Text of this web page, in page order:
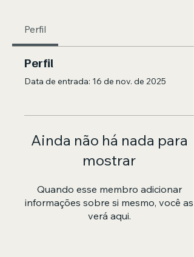
Perfil
Perfil
Data de entrada: 16 de nov. de 2025
Ainda não há nada para
mostrar
Quando esse membro adicionar
informações sobre si mesmo, você as
verá aqui.